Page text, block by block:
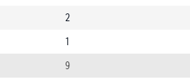
2
1
9